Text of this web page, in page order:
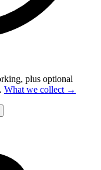
plus optional
What we collect →